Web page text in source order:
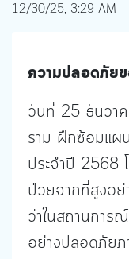
12/30/25, 3:29 AM
ความปลอดภัย
วันที่ 25 ธันวาค
ราม ฝึกซ้อมแผ
ประจำปี 2568
ป่วยจากที่สูงอย่
ว่าในสถานการ
อย่างปลอดภัยภ